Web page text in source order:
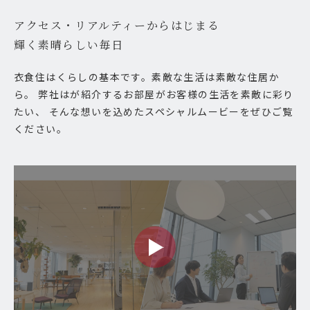
アクセス・リアルティーからはじまる
輝く素晴らしい毎日
衣食住はくらしの基本です。素敵な生活は素敵な住居か
ら。 弊社はが紹介するお部屋がお客様の生活を素敵に彩り
たい、 そんな想いを込めたスペシャルムービーをぜひご覧
ください。